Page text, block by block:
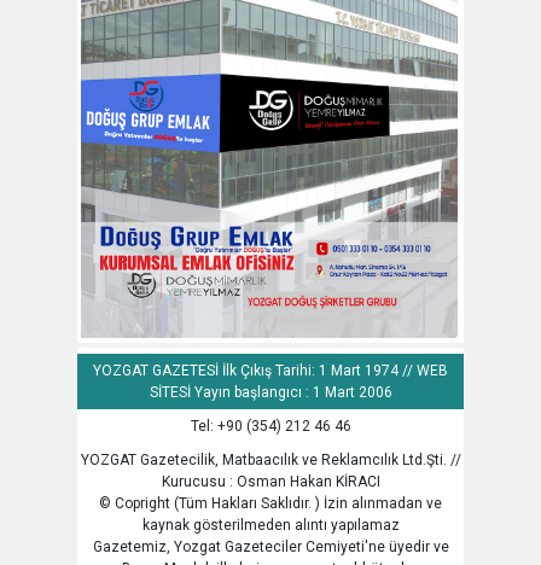
YOZGAT GAZETESİ İlk Çıkış Tarihi: 1 Mart 1974 // WEB
SİTESİ Yayın başlangıcı : 1 Mart 2006
Tel: +90 (354) 212 46 46
YOZGAT Gazetecilik, Matbaacılık ve Reklamcılık Ltd.Şti. //
Kurucusu : Osman Hakan KİRACI
© Copright (Tüm Hakları Saklıdır. ) İzin alınmadan ve
kaynak gösterilmeden alıntı yapılamaz
Gazetemiz, Yozgat Gazeteciler Cemiyeti'ne üyedir ve